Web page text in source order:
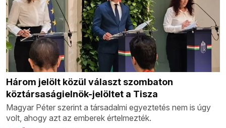
Három jelölt közül választ szombaton
köztársaságielnök-jelöltet a Tisza
Magyar Péter szerint a társadalmi egyeztetés nem is úgy
volt, ahogy azt az emberek értelmezték.